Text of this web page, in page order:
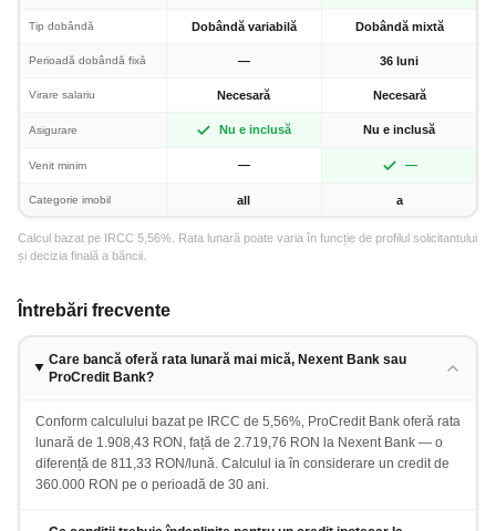
Tip dobândă Dobândă variabilă Dobândă mixtă
Perioadă dobândă fixă — 36 luni
Virare salariu Necesară Necesară
Asigurare Nu e inclusă Nu e inclusă
Venit minim — —
Categorie imobil all a
Calcul bazat pe IRCC 5,56%. Rata lunară poate varia în funcție de profilul solicitantului
și decizia finală a băncii.
Întrebări frecvente
Care bancă oferă rata lunară mai mică, Nexent Bank sau
ProCredit Bank?
Conform calculului bazat pe IRCC de 5,56%, ProCredit Bank oferă rata
lunară de 1.908,43 RON, față de 2.719,76 RON la Nexent Bank — o
diferență de 811,33 RON/lună. Calculul ia în considerare un credit de
360.000 RON pe o perioadă de 30 ani.